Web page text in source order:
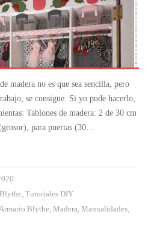
madera no es que sea sencilla, pero
se consigue. Si yo pude hacerlo,
Tablones de madera: 2 de 30 cm
para puertas (30…
, Tutoriales DIY
Blythe, Madera, Manualidades,